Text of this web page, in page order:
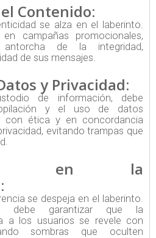
Contenido:
se alza en el laberinto.
campañas promocionales,
de la integridad,
de sus mensajes.
y Privacidad:
de información, debe
y el uso de datos
con ética y en concordancia
evitando trampas que
en la
se despeja en el laberinto.
debe garantizar que la
a los usuarios se revele con
sombras que oculten